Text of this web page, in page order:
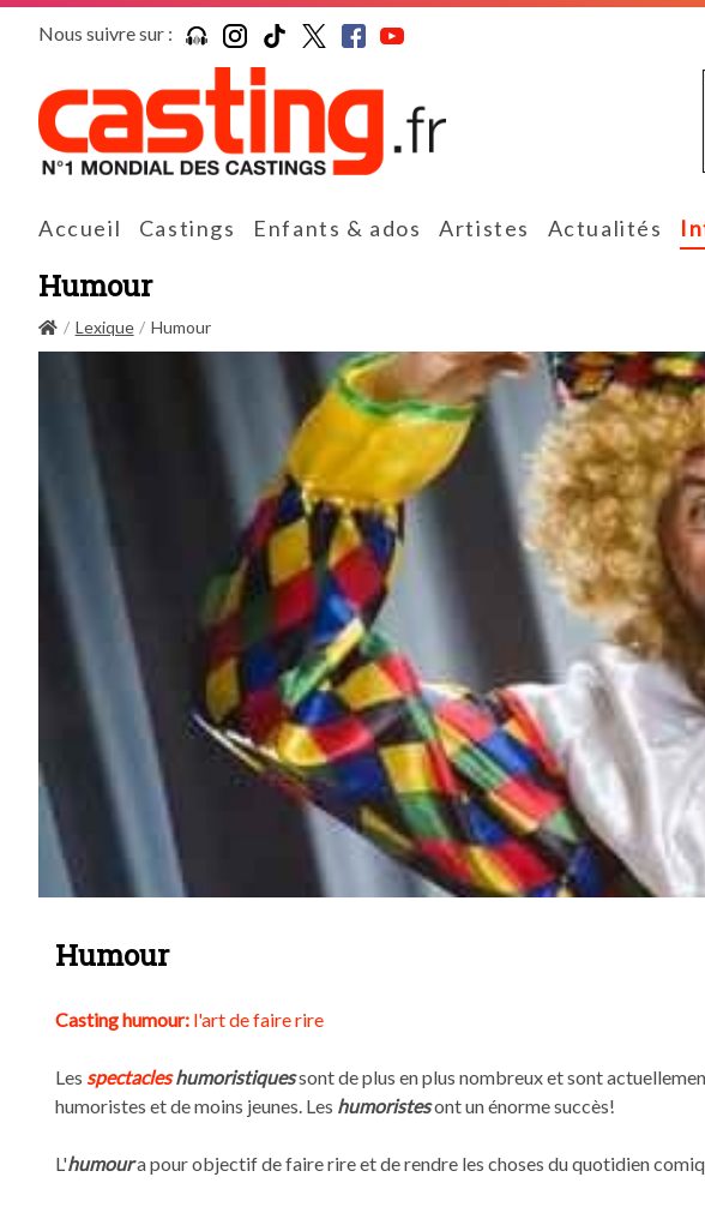
Nous suivre sur :
Accueil Castings Enfants & ados Artistes Actualités
Humour
Lexique Humour
Humour
Casting humour: l'art de faire rire
Les spectacleshumoristiquessont de plus en plus nombreux et sont
humoristes et de moins jeunes. Les humoristesont un énorme succès!
L'humoura pour objectif de faire rire et de rendre les choses du quotidien